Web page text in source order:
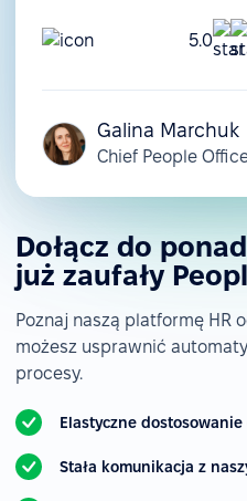
5.0
Galina Marchuk
Chief People
Dołącz do
już zaufały
Poznaj naszą platformę HR
możesz usprawnić
procesy.
Elastyczne
Stała komunikacja z